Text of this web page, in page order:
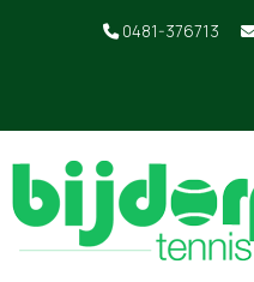
0481-376713